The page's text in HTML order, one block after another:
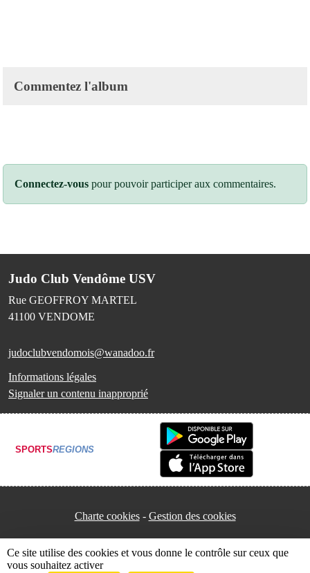
Commentez l'album
Connectez-vous pour pouvoir participer aux commentaires.
Judo Club Vendôme USV
Rue GEOFFROY MARTEL
41100 VENDOME
judoclubvendomois@wanadoo.fr
Informations légales
Signaler un contenu inapproprié
SPORTSREGIONS
Charte cookies Gestion des cookies
Ce site utilise des cookies et vous donne le contrôle sur ceux que
vous souhaitez activer